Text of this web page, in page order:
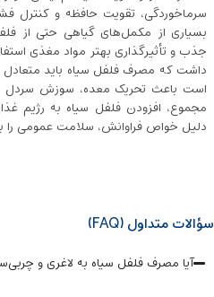
سرماخوردگی، تقویت حافظه و کنترل
بسیاری از مکمل‌های گیاهی حتی از
جذب و تأثیرگذاری بهتر مواد مغذی
داشت که مصرف فلفل سیاه باید
است باعث تحریک معده، سوزش سردل
مجموع، افزودن فلفل سیاه به رژیم
دلیل خواص فراوانش، سلامت عمومی را
سؤالات متداول (FAQ)
آیا مصرف فلفل سیاه به لاغری و